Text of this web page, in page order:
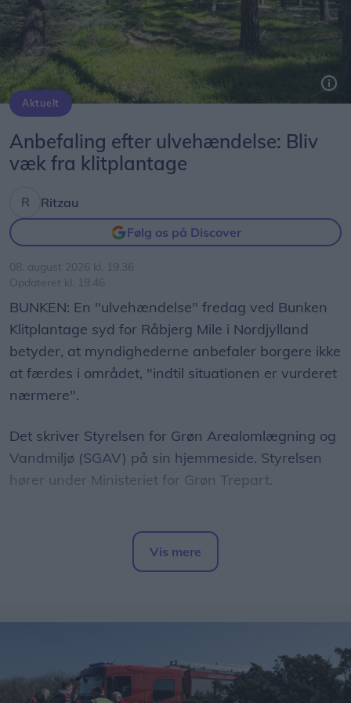
Aktuelt
Anbefaling efter ulvehændelse: Bliv
væk fra klitplantage
Ritzau
Følg os på Discover
08. august 2026 kl. 19.36
Opdateret kl. 19.46
BUNKEN: En "ulvehændelse" fredag ved Bunken
Klitplantage syd for Råbjerg Mile i Nordjylland
betyder, at myndighederne anbefaler borgere ikke
at færdes i området, "indtil situationen er vurderet
nærmere".
Det skriver Styrelsen for Grøn Arealomlægning og
Vandmiljø (SGAV) på sin hjemmeside. Styrelsen
hører under Ministeriet for Grøn Trepart.
en ulvehvalp og en voksen ulv. Ifølge styrelsen
beskyttede voksenulven sin hvalp ved at vise
- Løberen forsøgte at skræmme ulven væk med
fulgte efter hvalpen, skriver styrelsen.
Vis mere